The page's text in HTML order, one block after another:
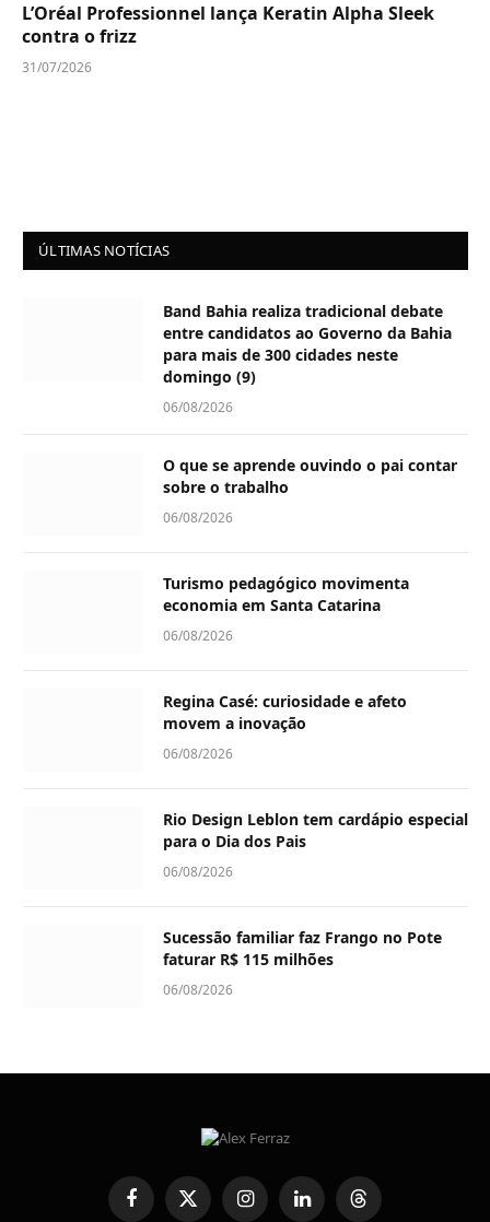
L’Oréal Professionnel lança Keratin Alpha Sleek
contra o frizz
31/07/2026
ÚLTIMAS NOTÍCIAS
Band Bahia realiza tradicional debate
entre candidatos ao Governo da Bahia
para mais de 300 cidades neste
domingo (9)
06/08/2026
O que se aprende ouvindo o pai contar
sobre o trabalho
06/08/2026
Turismo pedagógico movimenta
economia em Santa Catarina
06/08/2026
Regina Casé: curiosidade e afeto
movem a inovação
06/08/2026
Rio Design Leblon tem cardápio especial
para o Dia dos Pais
06/08/2026
Sucessão familiar faz Frango no Pote
faturar R$ 115 milhões
06/08/2026
FacebookX
InstagramLinkedInThreads